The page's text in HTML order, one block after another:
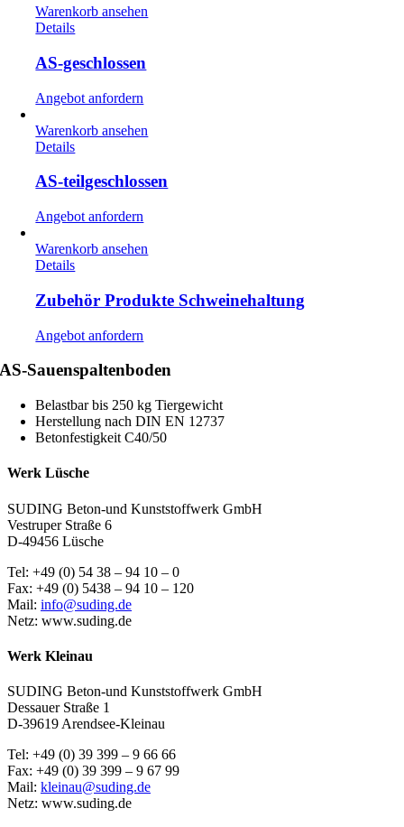
Warenkorb ansehen
Details
AS-geschlossen
Angebot anfordern
Warenkorb ansehen
Details
AS-teilgeschlossen
Angebot anfordern
Warenkorb ansehen
Details
Zubehör Produkte Schweinehaltung
Angebot anfordern
AS-Sauenspaltenboden
Belastbar bis 250 kg Tiergewicht
Herstellung nach DIN EN 12737
Betonfestigkeit C40/50
Werk Lüsche
SUDING Beton-und Kunststoffwerk GmbH
Vestruper Straße 6
D-49456 Lüsche
Tel: +49 (0) 54 38 – 94 10 – 0
Fax: +49 (0) 5438 – 94 10 – 120
Mail: info@suding.de
Netz: www.suding.de
Werk Kleinau
SUDING Beton-und Kunststoffwerk GmbH
Dessauer Straße 1
D-39619 Arendsee-Kleinau
Tel: +49 (0) 39 399 – 9 66 66
Fax: +49 (0) 39 399 – 9 67 99
Mail: kleinau@suding.de
Netz: www.suding.de